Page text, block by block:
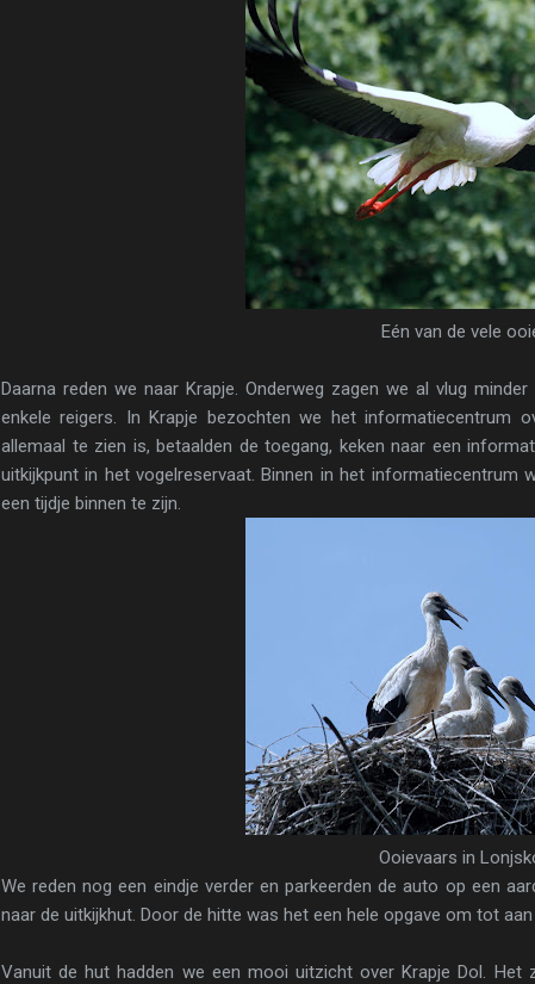
Eén van de vele
Daarna reden we naar Krapje. Onderweg zagen we al vlug
enkele reigers. In Krapje bezochten we het informatiecentrum
allemaal te zien is, betaalden de toegang, keken naar een
uitkijkpunt in het vogelreservaat. Binnen in het
een tijdje binnen te zijn.
Ooievaars in
We reden nog een eindje verder en parkeerden de auto op een
naar de uitkijkhut. Door de hitte was het een hele opgave om tot aan
Vanuit de hut hadden we een mooi uitzicht over Krapje Dol.